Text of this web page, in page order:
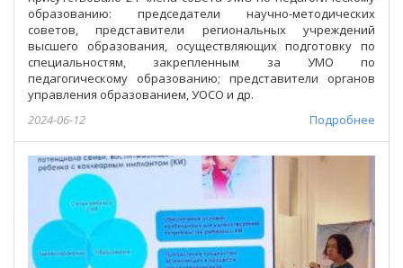
образованию: председатели научно-методических
советов, представители региональных учреждений
высшего образования, осуществляющих подготовку по
специальностям, закрепленным за УМО по
педагогическому образованию; представители органов
управления образованием, УОСО и др.
Подробнее
2024-06-12